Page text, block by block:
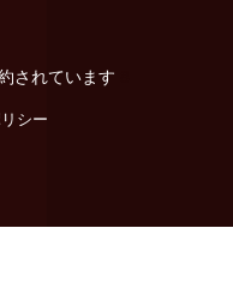
されています
シー